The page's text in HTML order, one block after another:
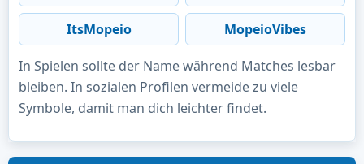
ItsMopeio MopeioVibes
In Spielen sollte der Name während Matches lesbar
bleiben. In sozialen Profilen vermeide zu viele
Symbole, damit man dich leichter findet.